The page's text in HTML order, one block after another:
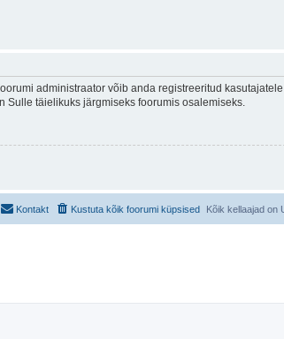
administraator võib anda registreeritud kasutajatele
täielikuks järgmiseks foorumis osalemiseks.
Kõik kellaajad on
Kustuta kõik foorumi küpsised
Kontakt